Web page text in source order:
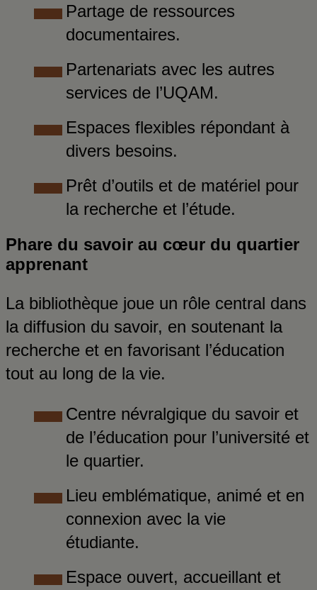
Partage de ressources
documentaires.
Partenariats avec les autres
services de l’UQAM.
Espaces flexibles répondant à
divers besoins.
Prêt d’outils et de matériel pour
la recherche et l’étude.
Phare du savoir au cœur du quartier
apprenant
La bibliothèque joue un rôle central dans
la diffusion du savoir, en soutenant la
recherche et en favorisant l’éducation
tout au long de la vie.
Centre névralgique du savoir et
de l’éducation pour l’université et
le quartier.
Lieu emblématique, animé et en
connexion avec la vie
étudiante.
Espace ouvert, accueillant et